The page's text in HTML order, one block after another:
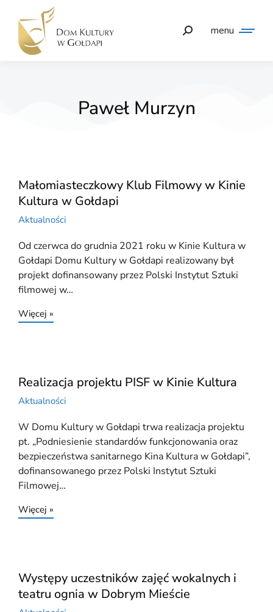
menu
Paweł Murzyn
Małomiasteczkowy Klub Filmowy w Kinie
Kultura w Gołdapi
Aktualności
Od czerwca do grudnia 2021 roku w Kinie Kultura w
Gołdapi Domu Kultury w Gołdapi realizowany był
projekt dofinansowany przez Polski Instytut Sztuki
filmowej w…
Więcej »
Realizacja projektu PISF w Kinie Kultura
Aktualności
W Domu Kultury w Gołdapi trwa realizacja projektu
pt. „Podniesienie standardów funkcjonowania oraz
bezpieczeństwa sanitarnego Kina Kultura w Gołdapi”,
dofinansowanego przez Polski Instytut Sztuki
Filmowej…
Więcej »
Występy uczestników zajęć wokalnych i
teatru ognia w Dobrym Mieście